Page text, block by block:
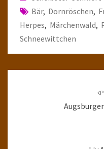
Bär, Dornröschen,
Herpes, Märchenwald,
Schneewittchen